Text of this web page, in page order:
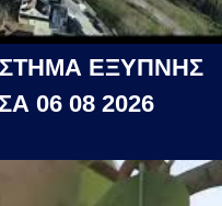
ΕΞΥΠΝΗΣ
06 08 2026